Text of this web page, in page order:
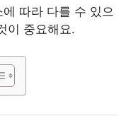
따라 다를 수 있으
이 중요해요.